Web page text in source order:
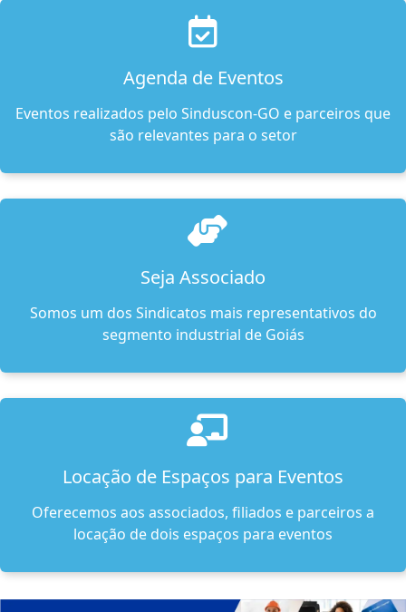
Agenda de Eventos
Eventos realizados pelo Sinduscon-GO e parceiros que
são relevantes para o setor
Seja Associado
Somos um dos Sindicatos mais representativos do
segmento industrial de Goiás
Locação de Espaços para Eventos
Oferecemos aos associados, filiados e parceiros a
locação de dois espaços para eventos